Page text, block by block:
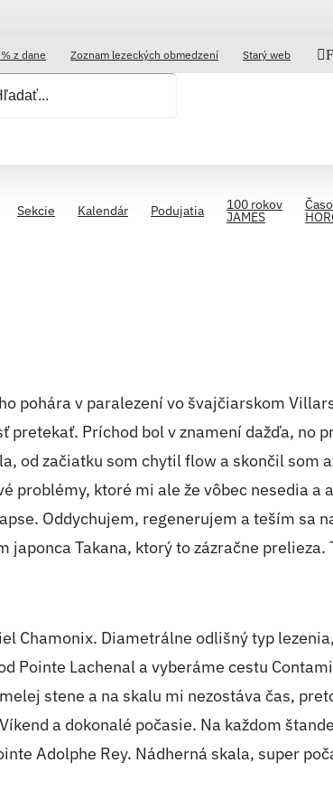
z dane Zoznam lezeckých obmedzení Starý web
Sekcie Kalendár Podujatia 100 rokov
JAMES
pohára v paralezení vo švajčiarskom
Príchod bol v znamení dažďa, no
od začiatku som chytil flow a skončil som
problémy, ktoré mi ale že vôbec nesedia a
Oddychujem, regenerujem a teším sa
Takana, ktorý to zázračne prelieza.
Chamonix. Diametrálne odlišný typ
Pointe Lachenal a vyberáme cestu
stene a na skalu mi nezostáva čas,
a dokonalé počasie. Na každom
Adolphe Rey. Nádherná skala, super